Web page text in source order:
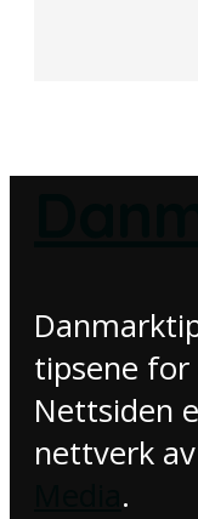
tipsene for
Nettsiden
nettverk
.